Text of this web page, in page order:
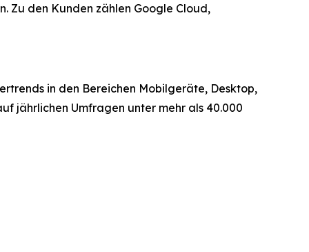
Zu den Kunden zählen Google Cloud,
in den Bereichen Mobilgeräte, Desktop,
jährlichen Umfragen unter mehr als 40.000